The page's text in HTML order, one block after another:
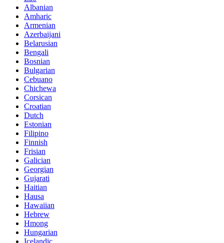
Albanian
Amharic
Armenian
Azerbaijani
Belarusian
Bengali
Bosnian
Bulgarian
Cebuano
Chichewa
Corsican
Croatian
Dutch
Estonian
Filipino
Finnish
Frisian
Galician
Georgian
Gujarati
Haitian
Hausa
Hawaiian
Hebrew
Hmong
Hungarian